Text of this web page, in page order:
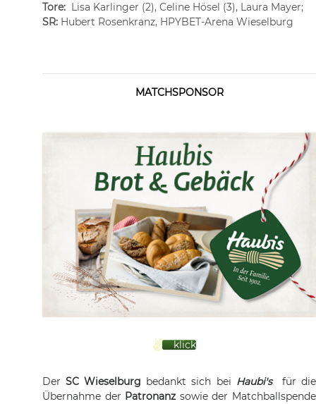
Tore: Lisa Karlinger (2), Celine Hösel (3), Laura Mayer;
SR: Hubert Rosenkranz, HPYBET-Arena Wieselburg
MATCHSPONSOR
klick
DerSC Wieselburg bedankt sich bei Haubi's
für die
Übernahme der Patronanzsowie der Matchballspende